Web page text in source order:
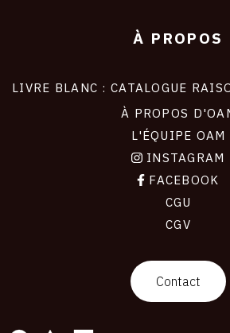
À PROPOS
LIVRE BLANC : CATALOGUE
À PROPOS
L'ÉQUIPE OAM
INSTAGRAM
FACEBOOK
CGU
CGV
Contact